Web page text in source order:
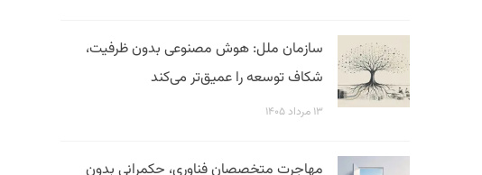
سازمان ملل: هوش مصنوعی بدون ظرفیت،
شکاف توسعه را عمیق‌تر می‌کند
۱۳ مرداد ۱۴۰۵
مهاجرت متخصصان فناوری، حکمرانی بدون